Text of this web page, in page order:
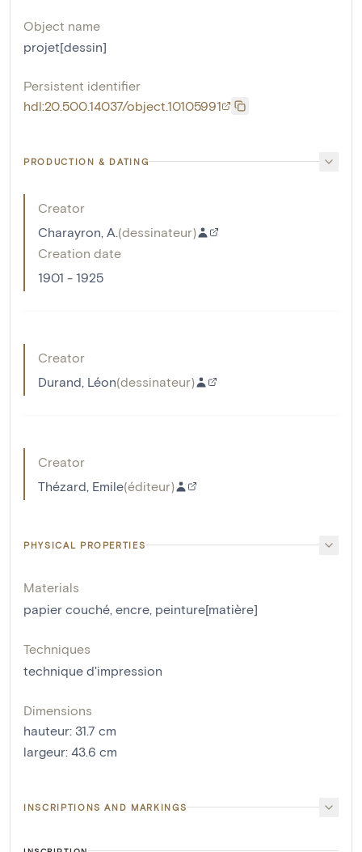
Object name
projet[dessin]
Persistent identifier
hdl:20.500.14037/object.10105991
PRODUCTION & DATING
Creator
Charayron, A. (dessinateur)
Creation date
1901 - 1925
Creator
Durand, Léon(dessinateur)
Creator
Thézard, Emile(éditeur)
PHYSICAL PROPERTIES
Materials
papier couché encre peinture[matière]
Techniques
technique d'impression
Dimensions
hauteur: 31.7 cm
largeur: 43.6 cm
INSCRIPTIONS AND MARKINGS